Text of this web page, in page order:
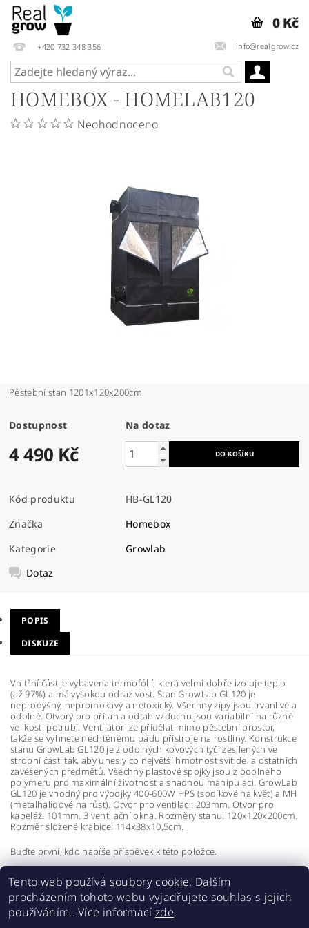
+420 732 348 356 info@realgrow.cz
0 Kč
HOMEBOX - HOMELAB120
Neohodnoceno
Pěstební stan 1201x120x200cm.
Dostupnost Na dotaz
4 490 Kč
Kód produktu
HB-GL120
Značka
Homebox
Kategorie
Growlab
Dotaz
POPIS
DISKUZE
Vnitřní část je vybavena termofólií, která velmi dobře izoluje teplo
(až 97%) a má vysokou odrazivost. Stan GrowLab GL120 je
neprodyšný, nepromokavý a netoxický. Všechny zipy jsou trvanlivé a
odolné. Otvory pro přítah a odtah vzduchu jsou variabilní na různé
velikosti potrubí. Ventilátor lze přidělat mimo pěstební prostor,
takže se vyhnete nechtěnému pádu přístroje na rostliny. Konstrukce
stanu GrowLab GL120 je z odolných kovových tyčí zesílených ve
stropní části tak, aby unesly co největší hmotnost svítidel a ostatních
zavěšených předmětů. Všechny plastové spojky jsou z odolného
polymeru pro maximální životnost a snadnou manipulaci. GrowLab
GL120 je vhodný pro výbojky 400-600W HPS (sodíkové na květ) a MH
(metalhalidové na růst). Otvor pro ventilaci: 203mm. Otvor pro
kabeláž: 101mm. 3 ventilační okna. Rozměry stanu: 120x120x200cm.
Rozměr složené krabice: 114x38x10,5cm.
Buďte první, kdo napíše příspěvek k této položce.
Přidat komentář
Tento web používá soubory cookie. Dalším
procházením tohoto webu vyjadřujete souhlas s jejich
používáním.. Více informací zde.